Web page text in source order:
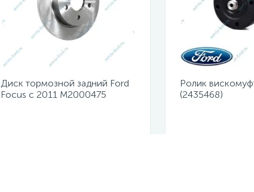
Диск тормозной задний Ford
Focus с 2011 M2000475
Ролик
(2435468)